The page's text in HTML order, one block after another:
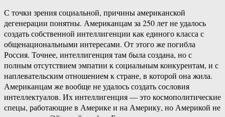
С точки зрения социальной, причины американской
дегенерации понятны. Американцам за 250 лет не удалось
создать собственной интеллигенции как единого класса с
общенациональными интересами. От этого же погибла
Россия. Точнее, интеллигенция там была создана, но с
полным отсутствием эмпатии к социальным конкурентам, и с
наплевательским отношением к стране, в которой она жила.
Американцам же вообще не удалось создать сословия
интеллектуалов. Их интеллигенция — это космополитические
спецы, работающие в Америке и на Америку, но Америкой не